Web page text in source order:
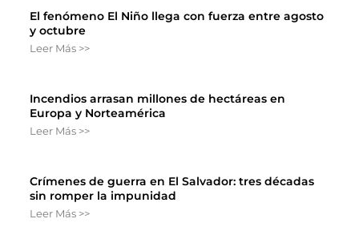
El fenómeno El Niño llega con fuerza entre agosto
y octubre
Leer Más >>
Incendios arrasan millones de hectáreas en
Europa y Norteamérica
Leer Más >>
Crímenes de guerra en El Salvador: tres décadas
sin romper la impunidad
Leer Más >>